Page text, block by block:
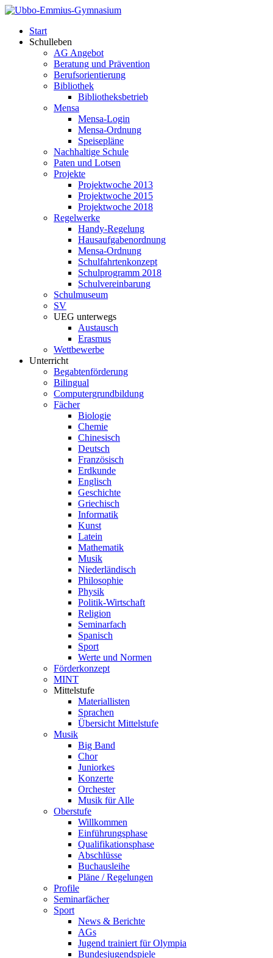
Start
Schulleben
AG Angebot
Beratung und Prävention
Berufsorientierung
Bibliothek
Bibliotheksbetrieb
Mensa
Mensa-Login
Mensa-Ordnung
Speisepläne
Nachhaltige Schule
Paten und Lotsen
Projekte
Projektwoche 2013
Projektwoche 2015
Projektwoche 2018
Regelwerke
Handy-Regelung
Hausaufgabenordnung
Mensa-Ordnung
Schulfahrtenkonzept
Schulprogramm 2018
Schulvereinbarung
Schulmuseum
SV
UEG unterwegs
Austausch
Erasmus
Wettbewerbe
Unterricht
Begabtenförderung
Bilingual
Computergrundbildung
Fächer
Biologie
Chemie
Chinesisch
Deutsch
Französisch
Erdkunde
Englisch
Geschichte
Griechisch
Informatik
Kunst
Latein
Mathematik
Musik
Niederländisch
Philosophie
Physik
Politik-Wirtschaft
Religion
Seminarfach
Spanisch
Sport
Werte und Normen
Förderkonzept
MINT
Mittelstufe
Materiallisten
Sprachen
Übersicht Mittelstufe
Musik
Big Band
Chor
Juniorkes
Konzerte
Orchester
Musik für Alle
Oberstufe
Willkommen
Einführungsphase
Qualifikationsphase
Abschlüsse
Buchausleihe
Pläne / Regelungen
Profile
Seminarfächer
Sport
News & Berichte
AGs
Jugend trainiert für Olympia
Bundesjugendspiele